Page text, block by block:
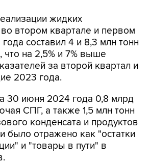
жидких
втором квартале и первом
составил 4 и 8,3 млн тонн
что на 2,5% и 7% выше
за второй квартал и
2023 года.
30 июня 2024 года 0,8 млрд
СПГ, а также 1,5 млн тонн
конденсата и продуктов
было отражено как "остатки
и "товары в пути" в